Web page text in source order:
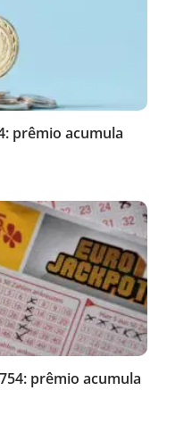
prêmio acumula
prêmio acumula